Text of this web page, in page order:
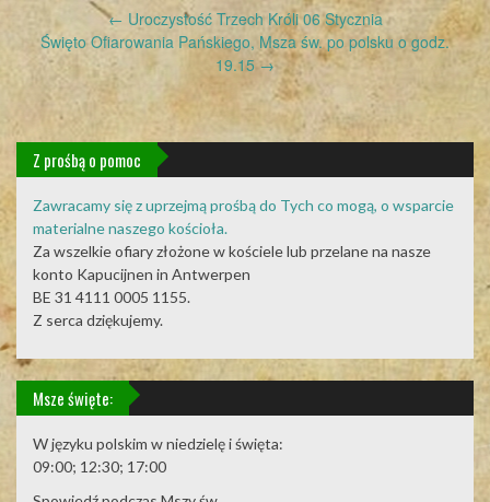
Post
navigation
← Uroczystość Trzech Króli 06 Stycznia
Święto Ofiarowania Pańskiego, Msza św. po polsku o godz.
19.15→
Z prośbą o pomoc
Zawracamy się z uprzejmą prośbą do Tych co mogą, o wsparcie
materialne naszego kościoła.
Za wszelkie ofiary złożone w kościele lub przelane na nasze
konto Kapucijnen in Antwerpen
BE 31 4111 0005 1155.
Z serca dziękujemy.
Msze święte:
W języku polskim w niedzielę i święta:
09:00; 12:30; 17:00